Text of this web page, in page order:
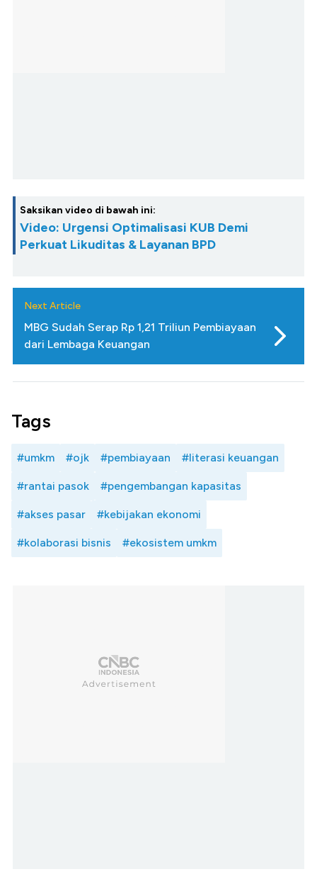
Saksikan video di bawah ini:
Video: Urgensi Optimalisasi KUB Demi
Perkuat Likuditas & Layanan BPD
Next Article
MBG Sudah Serap Rp 1,21 Triliun Pembiayaan
dari Lembaga Keuangan
Tags
#umkm #ojk #pembiayaan #literasi keuangan
#rantai pasok #pengembangan kapasitas
#akses pasar #kebijakan ekonomi
#kolaborasi bisnis #ekosistem umkm